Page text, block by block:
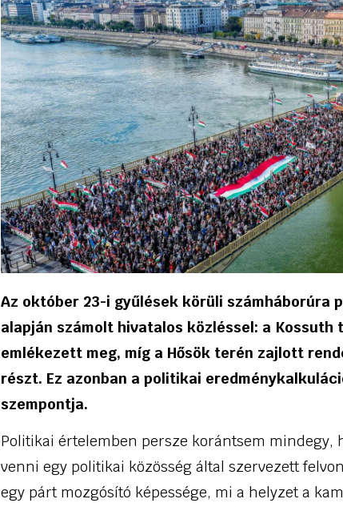
Az október 23-i gyűlések körüli számháborúra
alapján számolt hivatalos közléssel: a
emlékezett meg, míg a Hősök terén zajlott
részt. Ez azonban a politikai
szempontja.
Politikai értelemben persze korántsem mindegy,
venni egy politikai közösség által szervezett
egy párt mozgósító képessége, mi a helyzet a